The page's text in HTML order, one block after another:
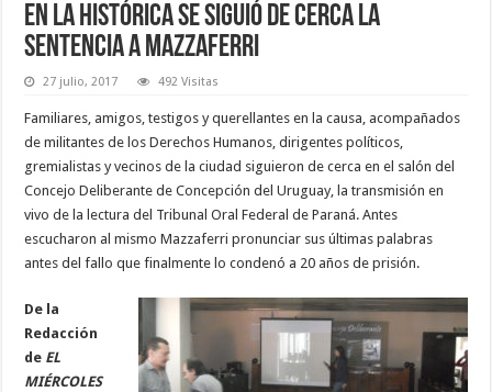
En La Histórica se siguió de cerca la
sentencia a Mazzaferri
27 julio, 2017 492 Visitas
Familiares, amigos, testigos y querellantes en la causa, acompañados
de militantes de los Derechos Humanos, dirigentes políticos,
gremialistas y vecinos de la ciudad siguieron de cerca en el salón del
Concejo Deliberante de Concepción del Uruguay, la transmisión en
vivo de la lectura del Tribunal Oral Federal de Paraná. Antes
escucharon al mismo Mazzaferri pronunciar sus últimas palabras
antes del fallo que finalmente lo condenó a 20 años de prisión.
De la
Redacción
de EL
MIÉRCOLES